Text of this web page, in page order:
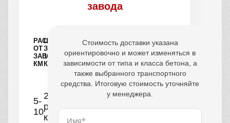
завода
РАССТОЯНИЕ
ОТ
ЗАВОДА,
КМ
ЦЕНА
ЗА
1
КУБ
5-
10
250
руб/
км
Стоимость доставки указана
ориентировочно и может изменяться в
зависимости от типа и класса бетона, а
также выбранного транспортного
средства. Итоговую стоимость уточняйте
у менеджера.